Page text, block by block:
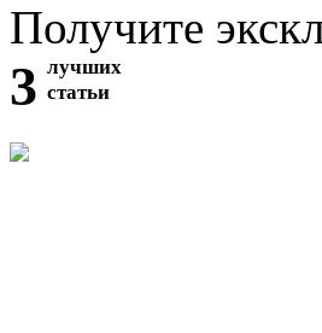
Получите
3 лучших
статьи